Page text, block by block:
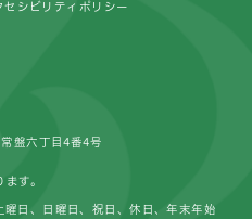
セシビリティポリシー
盤六丁目4番4号
す。
日、日曜日、祝日、休日、年末年始